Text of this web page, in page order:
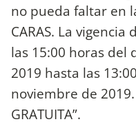
no pueda faltar en
CARAS. La
las 15:00 horas del
2019 hasta las
noviembre de 2019.
GRATUITA”.